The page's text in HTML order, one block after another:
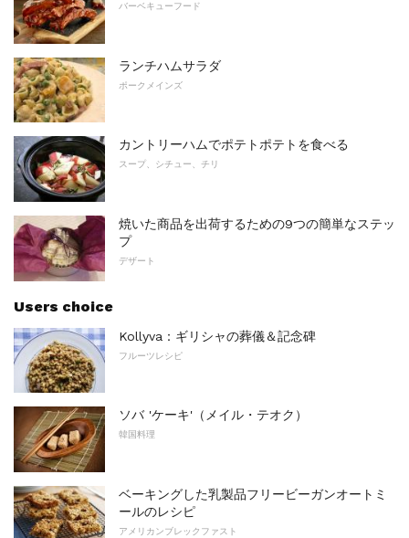
バーベキューフード
ランチハムサラダ
ポークメインズ
カントリーハムでポテトポテトを食べる
スープ、シチュー、チリ
焼いた商品を出荷するための9つの簡単なステッ
プ
デザート
Users choice
Kollyva：ギリシャの葬儀＆記念碑
フルーツレシピ
ソバ 'ケーキ'（メイル・テオク）
韓国料理
ベーキングした乳製品フリービーガンオートミ
ールのレシピ
アメリカンブレックファスト